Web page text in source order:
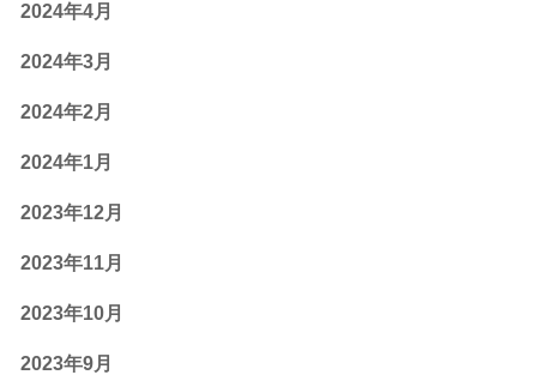
2024年4月
2024年3月
2024年2月
2024年1月
2023年12月
2023年11月
2023年10月
2023年9月